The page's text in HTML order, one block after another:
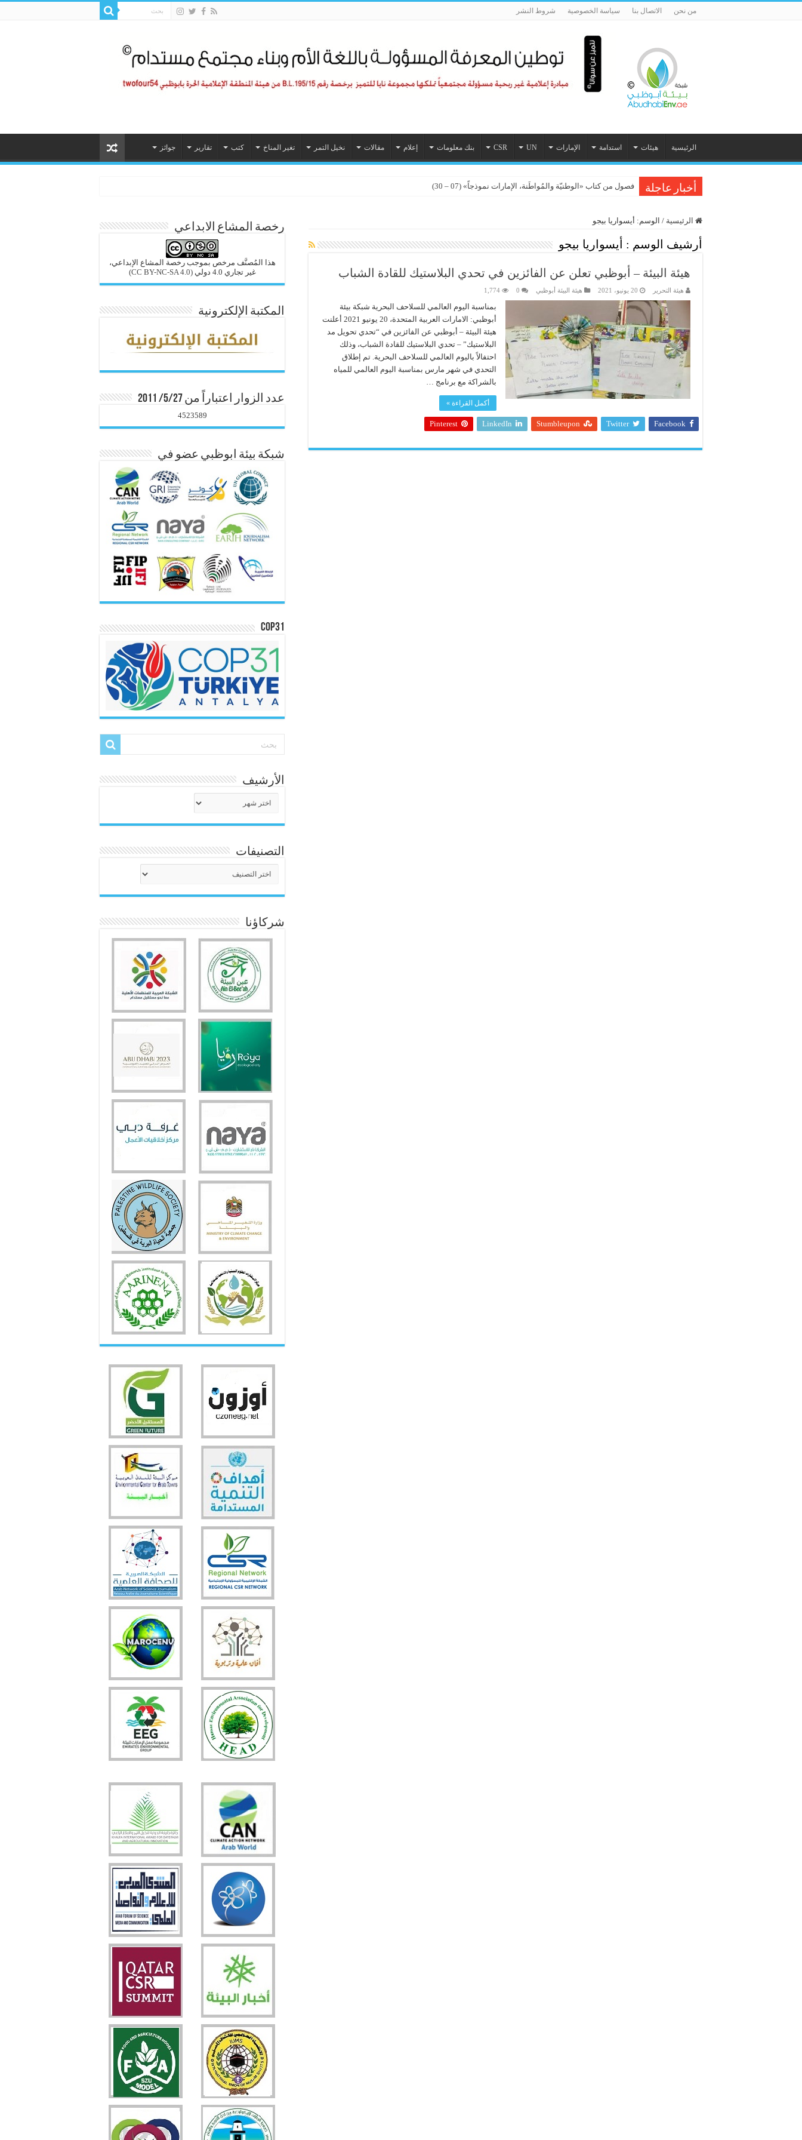
من نحن الاتصال بنا سياسة الخصوصية شروط النشر
الرئيسية هيئات استدامة الإمارات UN
CSR بنك معلومات إعلام مقالات نخيل التمر تغير المناخ كتب تقارير جوائز
أخبار عاجلة فصول من كتاب «الوطنيّة والمُواطَنة، الإمارات نموذجاً» (07 – 30)
الرئيسية / الوسم: أيسواريا بيجو
أرشيف الوسم : أيسواريا بيجو
هيئة البيئة – أبوظبي تعلن عن الفائزين في تحدي البلاستيك للقادة الشباب
هيئة التحرير 20 يونيو، 2021 هيئة البيئة أبوظبي 0
1,774
بمناسبة اليوم العالمي للسلاحف البحرية شبكة بيئة
أبوظبي: الامارات العربية المتحدة، 20 يونيو 2021 أعلنت
هيئة البيئة – أبوظبي عن الفائزين في “تحدي تحويل مد
البلاستيك” – تحدي البلاستيك للقادة الشباب، وذلك
احتفالاً باليوم العالمي للسلاحف البحرية. تم إطلاق
التحدي في شهر مارس بمناسبة اليوم العالمي للمياه
بالشراكة مع برنامج …
أكمل القراءة »
Facebook
Twitter
Stumbleupon
LinkedIn
Pinterest
رخصة المشاع الابداعي
هذا المُصنَّف مرخص بموجب رخصة المشاع الإبداعي،
غير تجاري 4.0 دولي
(CC BY-NC-SA 4.0)
المكتبة الإلكترونية
عدد الزوار اعتباراً من 5/27/ 2011
4523589
شبكة بيئة ابوظبي عضو في
COP31
الأرشيف
التصنيفات
شركاؤنا